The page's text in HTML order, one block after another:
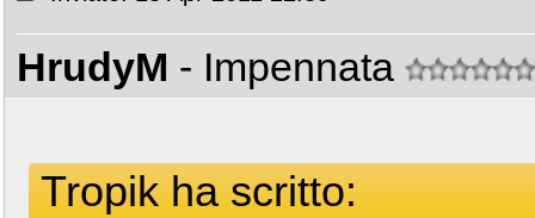
HrudyM - Impennata
Tropik ha scritto: